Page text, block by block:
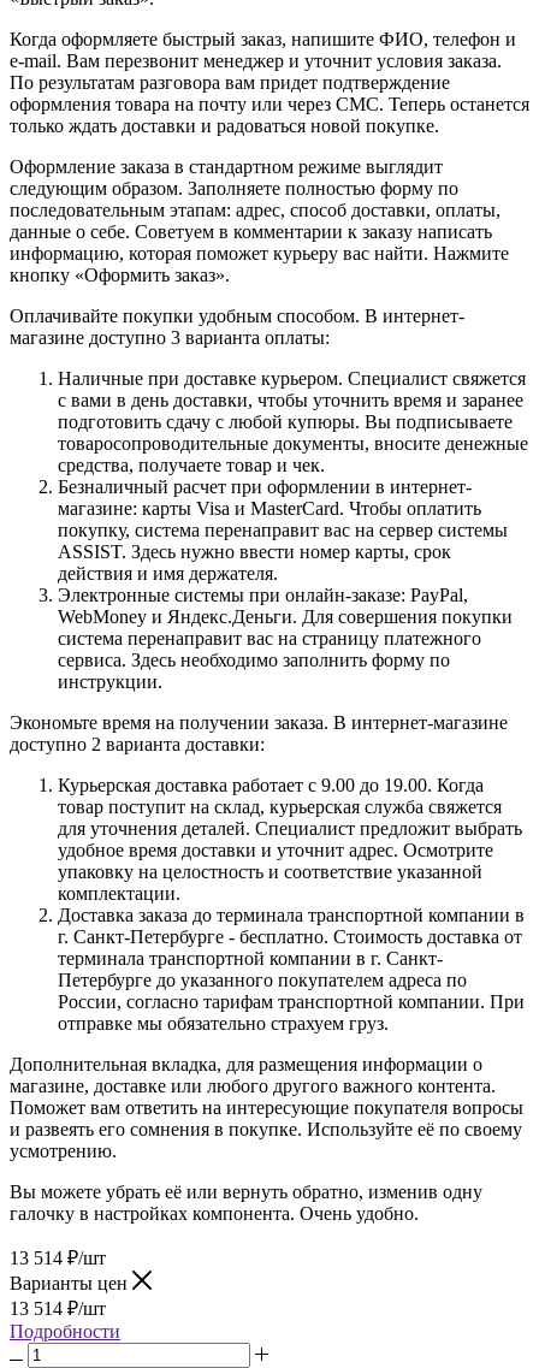
Когда оформляете быстрый заказ, напишите ФИО, телефон и
e-mail. Вам перезвонит менеджер и уточнит условия заказа.
По результатам разговора вам придет подтверждение
оформления товара на почту или через СМС. Теперь останется
только ждать доставки и радоваться новой покупке.
Оформление заказа в стандартном режиме выглядит
следующим образом. Заполняете полностью форму по
последовательным этапам: адрес, способ доставки, оплаты,
данные о себе. Советуем в комментарии к заказу написать
информацию, которая поможет курьеру вас найти. Нажмите
кнопку «Оформить заказ».
Оплачивайте покупки удобным способом. В интернет-
магазине доступно 3 варианта оплаты:
Наличные при доставке курьером. Специалист свяжется
с вами в день доставки, чтобы уточнить время и заранее
подготовить сдачу с любой купюры. Вы подписываете
товаросопроводительные документы, вносите денежные
средства, получаете товар и чек.
Безналичный расчет при оформлении в интернет-
магазине: карты Visa и MasterCard. Чтобы оплатить
покупку, система перенаправит вас на сервер системы
ASSIST. Здесь нужно ввести номер карты, срок
действия и имя держателя.
Электронные системы при онлайн-заказе: PayPal,
WebMoney и Яндекс.Деньги. Для совершения покупки
система перенаправит вас на страницу платежного
сервиса. Здесь необходимо заполнить форму по
инструкции.
Экономьте время на получении заказа. В интернет-магазине
доступно 2 варианта доставки:
Курьерская доставка работает с 9.00 до 19.00. Когда
товар поступит на склад, курьерская служба свяжется
для уточнения деталей. Специалист предложит выбрать
удобное время доставки и уточнит адрес. Осмотрите
упаковку на целостность и соответствие указанной
комплектации.
Доставка заказа до терминала транспортной компании в
г. Санкт-Петербурге - бесплатно. Стоимость доставка от
терминала транспортной компании в г. Санкт-
Петербурге до указанного покупателем адреса по
России, согласно тарифам транспортной компании. При
отправке мы обязательно страхуем груз.
Дополнительная вкладка, для размещения информации о
магазине, доставке или любого другого важного контента.
Поможет вам ответить на интересующие покупателя вопросы
и развеять его сомнения в покупке. Используйте её по своему
усмотрению.
Вы можете убрать её или вернуть обратно, изменив одну
галочку в настройках компонента. Очень удобно.
13 514 ₽/шт
Варианты цен
13 514 ₽/шт
Подробности